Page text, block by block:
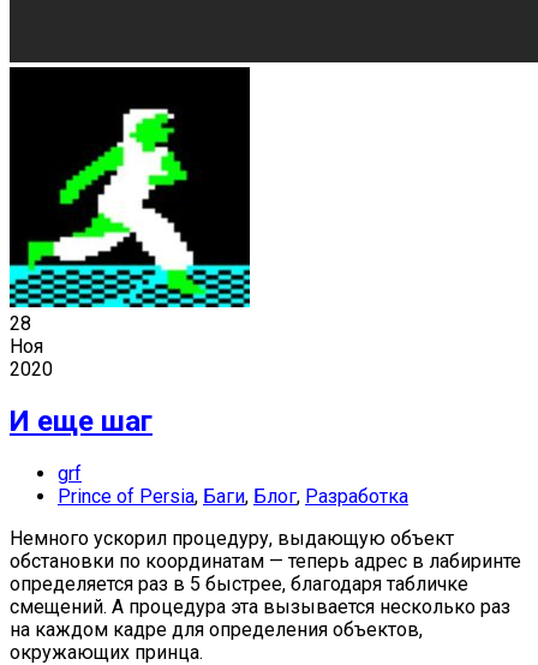
28
Ноя
2020
И еще шаг
grf
Prince of Persia, Баги, Блог, Разработка
Немного ускорил процедуру, выдающую объект
обстановки по координатам — теперь адрес в лабиринте
определяется раз в 5 быстрее, благодаря табличке
смещений. А процедура эта вызывается несколько раз
на каждом кадре для определения объектов,
окружающих принца.